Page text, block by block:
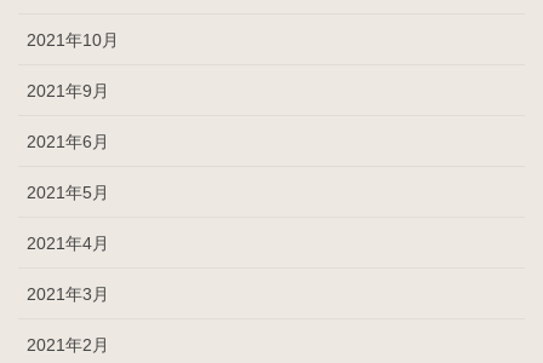
2021年10月
2021年9月
2021年6月
2021年5月
2021年4月
2021年3月
2021年2月